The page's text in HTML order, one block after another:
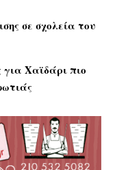
σε σχολεία του
Χαϊδάρι πιο